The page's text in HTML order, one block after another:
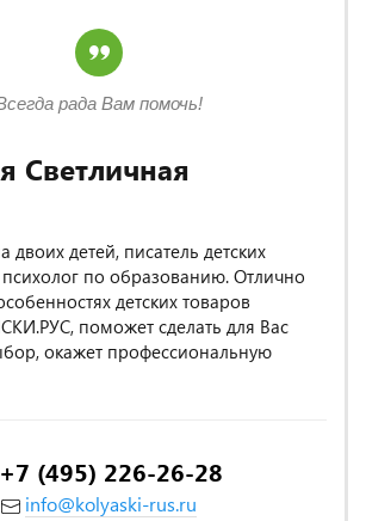
Светличная
двоих детей, писатель детских
психолог по образованию. Отлично
детских товаров
поможет сделать для Вас
окажет профессиональную
+7 (495) 226-26-28
info@kolyaski-rus.ru
рада Вам помочь!